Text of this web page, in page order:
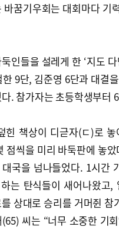
바꿈기우회는 대회마다 기
인들을 설레게 한 ‘지도
9단, 김준영 6단과 대결
. 참가자는 초등학생부터
힌 책상이 디귿자(ㄷ)로
점씩을 미리 바둑판에 놓
국을 넘나들었다. 1시간
는 탄식들이 새어나왔고
상대로 승리를 거머쥔
씨는 “너무 소중한 기